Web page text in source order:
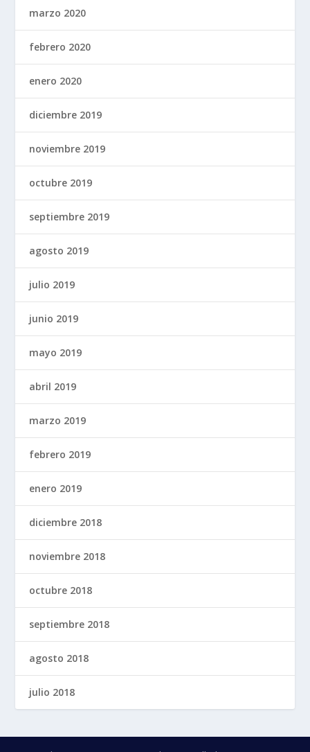
marzo 2020
febrero 2020
enero 2020
diciembre 2019
noviembre 2019
octubre 2019
septiembre 2019
agosto 2019
julio 2019
junio 2019
mayo 2019
abril 2019
marzo 2019
febrero 2019
enero 2019
diciembre 2018
noviembre 2018
octubre 2018
septiembre 2018
agosto 2018
julio 2018